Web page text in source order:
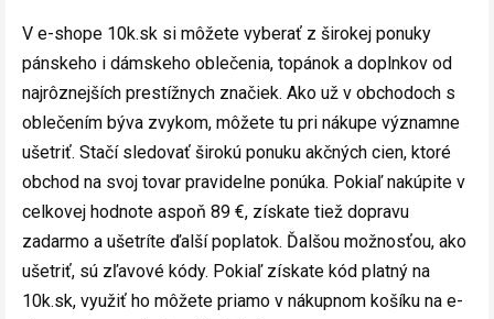
V e-shope 10k.sk si môžete vyberať z širokej ponuky
pánskeho i dámskeho oblečenia, topánok a doplnkov od
najrôznejších prestížnych značiek. Ako už v obchodoch s
oblečením býva zvykom, môžete tu pri nákupe významne
ušetriť. Stačí sledovať širokú ponuku akčných cien, ktoré
obchod na svoj tovar pravidelne ponúka. Pokiaľ nakúpite v
celkovej hodnote aspoň 89 €, získate tiež dopravu
zadarmo a ušetríte ďalší poplatok. Ďalšou možnosťou, ako
ušetriť, sú zľavové kódy. Pokiaľ získate kód platný na
10k.sk, využiť ho môžete priamo v nákupnom košíku na e-